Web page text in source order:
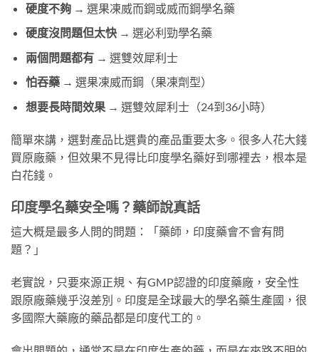
硬度不夠→ 選果凍威而鋼或威而鋼學名藥
硬度沒問題但太快→ 選必利勁學名藥
兩個問題都有→ 選雙效犀利士
怕吞藥→ 選果凍威而鋼（果凍劑型）
想要長時間效果→ 選雙效犀利士（24到36小時）
簡單來講，選對產品比選貴的產品重要太多。很多人花大錢
買原廠藥，但效果不見得比印度學名藥好到哪裡去，根本是
白花錢。
印度學名藥安全嗎？藥師說真話
這大概是最多人問的問題：「藥師，印度藥會不會有問
題？」
老實說，只要來源正規、有GMP認證的印度藥廠，安全性
跟原廠藥幾乎沒差別。印度是全球最大的學名藥生產國，很
多國際大藥廠的藥品都是印度代工的。